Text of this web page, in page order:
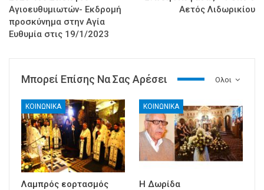
Αγιοευθυμιωτών- Εκδρομή
προσκύνημα στην Αγία
Ευθυμία στις 19/1/2023
Αετός Λιδωρικίου
Ολοι
Μπορεί Επίσης Να Σας Αρέσει
ΚΟΙΝΩΝΙΚΑ
Λαμπρός εορτασμός
ΚΟΙΝΩΝΙΚΑ
Η Δωρίδα